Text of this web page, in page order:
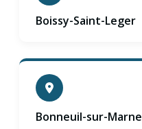
Boissy-Saint-Leger
Bonneuil-sur-Marne